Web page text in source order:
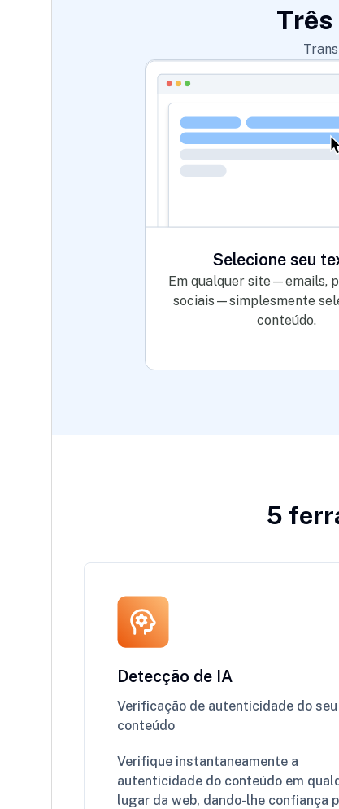
Três
Selecione seu
Em qualquer site—emails,
sociais—simplesmente
conteúdo.
5
Detecção de IA
Verificação de autenticidade do seu
conteúdo
Verifique instantaneamente a
autenticidade do conteúdo em
lugar da web, dando-lhe confiança